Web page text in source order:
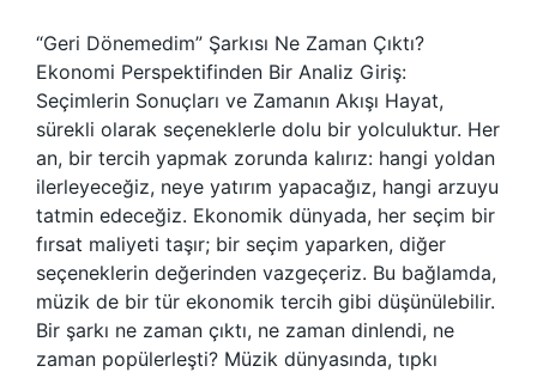
“Geri Dönemedim” Şarkısı Ne Zaman Çıktı?
Ekonomi Perspektifinden Bir Analiz Giriş:
Seçimlerin Sonuçları ve Zamanın Akışı Hayat,
sürekli olarak seçeneklerle dolu bir yolculuktur. Her
an, bir tercih yapmak zorunda kalırız: hangi yoldan
ilerleyeceğiz, neye yatırım yapacağız, hangi arzuyu
tatmin edeceğiz. Ekonomik dünyada, her seçim bir
fırsat maliyeti taşır; bir seçim yaparken, diğer
seçeneklerin değerinden vazgeçeriz. Bu bağlamda,
müzik de bir tür ekonomik tercih gibi düşünülebilir.
Bir şarkı ne zaman çıktı, ne zaman dinlendi, ne
zaman popülerleşti? Müzik dünyasında, tıpkı